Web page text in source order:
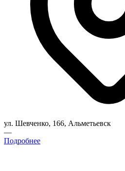
ул. Шевченко, 166, Альметьевск
—
Подробнее